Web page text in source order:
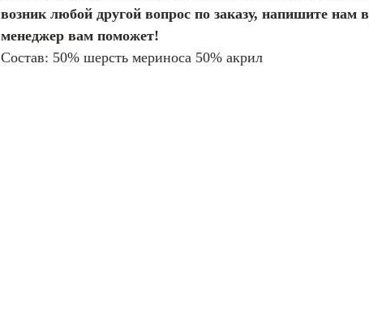
возник любой другой вопрос по заказу, напишите нам в
менеджер вам поможет!
Состав: 50% шерсть мериноса 50% акрил